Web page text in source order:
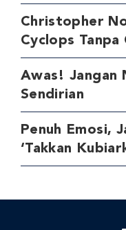
Christopher
Cyclops Tanpa
Awas! Jangan
Sendirian
Penuh Emosi,
‘Takkan